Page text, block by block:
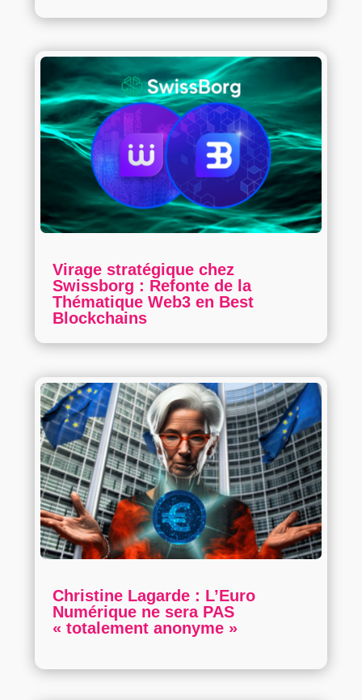
Virage stratégique chez
Swissborg : Refonte de la
Thématique Web3 en Best
Blockchains
Christine Lagarde : L’Euro
Numérique ne sera PAS
« totalement anonyme »